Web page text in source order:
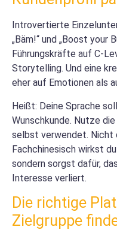
Introvertierte
„Bäm!“ und „Boost your
Führungskräfte auf C-
Storytelling. Und eine
eher auf Emotionen als
Heißt: Deine Sprache
Wunschkunde. Nutze
selbst verwendet. Nicht
Fachchinesisch wirkst
sondern sorgst dafür,
Interesse verliert.
Die richtige
Zielgruppe